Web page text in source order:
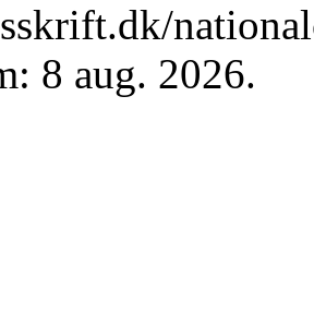
8 aug. 2026.